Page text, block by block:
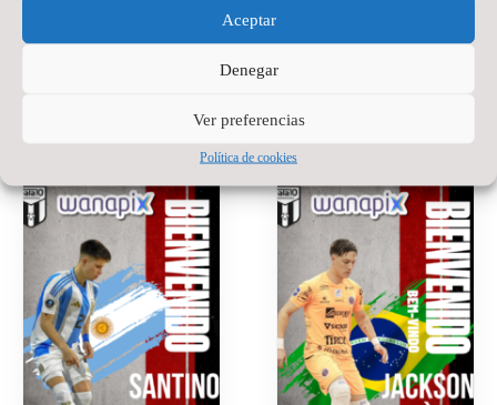
Aceptar
Denegar
Ver preferencias
Política de cookies